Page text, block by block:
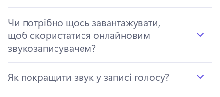
Чи потрібно щось завантажувати,
щоб скористатися онлайновим
звукозаписувачем?
Як покращити звук у записі голосу?